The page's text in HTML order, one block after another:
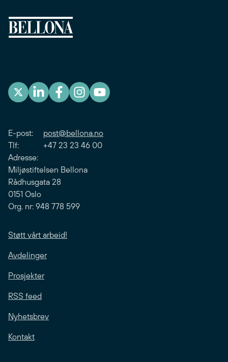
E-post: post@bellona.no
Tlf: +47 23 23 46 00
Adresse:
Miljøstiftelsen Bellona
Rådhusgata 28
0151 Oslo
Org. nr: 948 778 599
Støtt vårt arbeid!
Avdelinger
Prosjekter
RSS feed
Nyhetsbrev
Kontakt